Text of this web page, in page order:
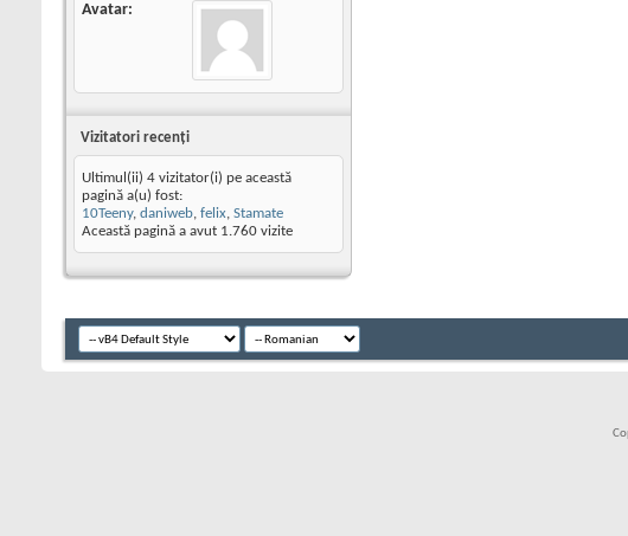
Avatar
Vizitatori recenţi
Ultimul(ii) 4 vizitator(i) pe această
pagină a(u) fost:
10Teeny, daniweb, felix, Stamate
Această pagină a avut 1.760 vizite